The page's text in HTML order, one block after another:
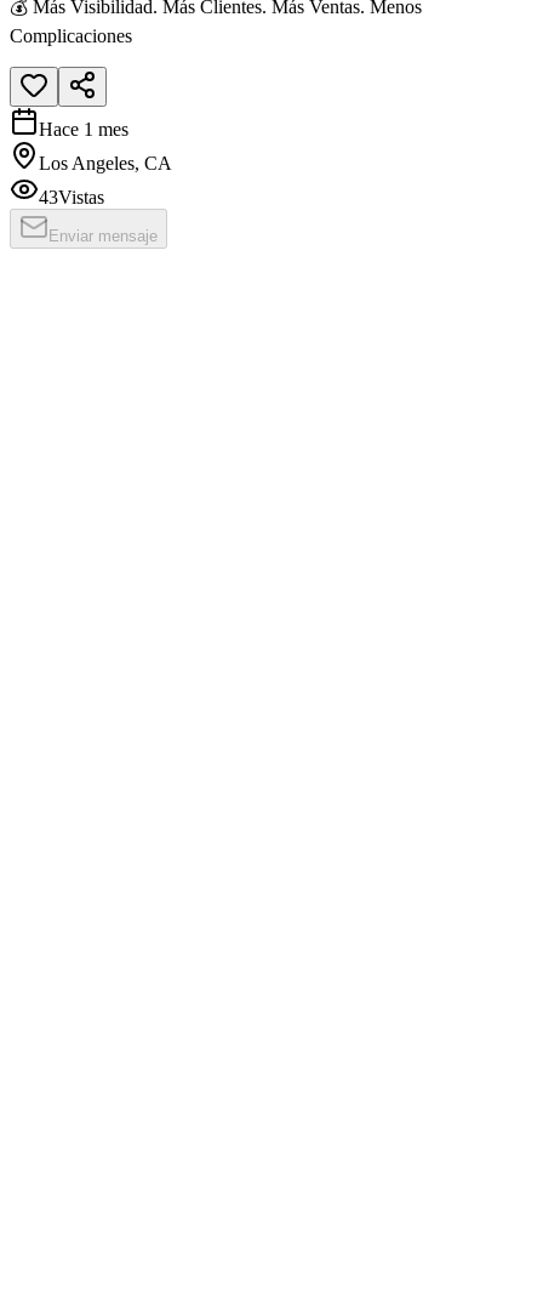
💰 Más Visibilidad. Más Clientes. Más Ventas. Menos
Complicaciones
Hace 1 mes
Los Angeles, CA
43Vistas
Enviar mensaje